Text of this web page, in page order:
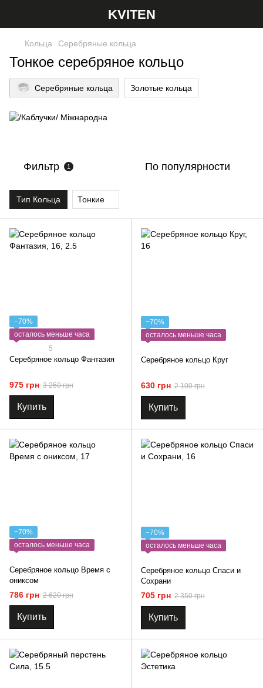
KVITEN
Кольца Серебряные кольца
Тонкое серебряное кольцо
Серебряные кольца Золотые кольца
Фильтр 1 По популярности
Тип Кольца Тонкие
−70%
осталось меньше часа
5
Серебряное кольцо Фантазия
975 грн 3 250 грн
Купить
−70%
осталось меньше часа
Серебряное кольцо Круг
630 грн 2 100 грн
Купить
−70%
осталось меньше часа
Серебряное кольцо Время с
ониксом
786 грн 2 620 грн
Купить
−70%
осталось меньше часа
Серебряное кольцо Спаси и
Сохрани
705 грн 2 350 грн
Купить